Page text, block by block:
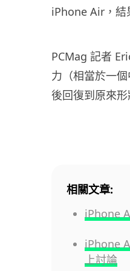
iPhone Air，結
PCMag 記者
力（相當於一
後回復到原來
相關文章:
iPhone
iPhone
上討論